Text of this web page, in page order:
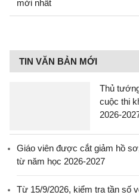
mới nhất
TIN VĂN BẢN MỚI
Thủ
cuộc thi
2026-
Giáo viên được cắt giảm hồ
từ năm học 2026-2027
Từ 15/9/2026, kiểm tra tần số